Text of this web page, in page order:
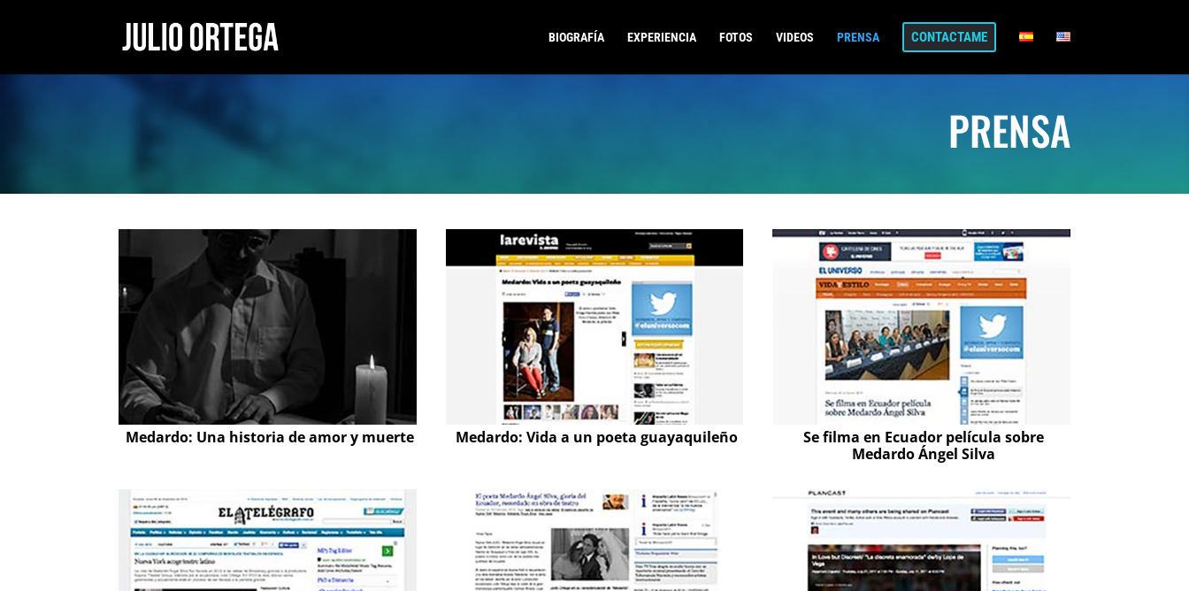
BIOGRAFÍA EXPERIENCIA FOTOS VIDEOS PRENSA CONTACTAME
PRENSA
Medardo: Una historia de amor y muerte Medardo: Vida a un poeta guayaquileño
Se filma en Ecuador película sobre
Medardo Ángel Silva